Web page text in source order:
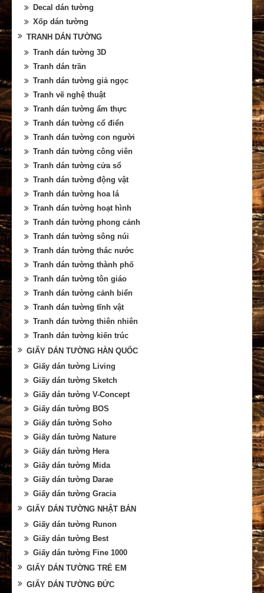
Decal dán tường
Xốp dán tường
TRANH DÁN TƯỜNG
Tranh dán tường 3D
Tranh dán trần
Tranh dán tường giả ngọc
Tranh vẽ nghệ thuật
Tranh dán tường ẩm thực
Tranh dán tường cổ điển
Tranh dán tường con người
Tranh dán tường công viên
Tranh dán tường cửa sổ
Tranh dán tường động vật
Tranh dán tường hoa lá
Tranh dán tường hoạt hình
Tranh dán tường phong cảnh
Tranh dán tường sông núi
Tranh dán tường thác nước
Tranh dán tường thành phố
Tranh dán tường tôn giáo
Tranh dán tường cảnh biển
Tranh dán tường tĩnh vật
Tranh dán tường thiên nhiên
Tranh dán tường kiến trúc
GIẤY DÁN TƯỜNG HÀN QUỐC
Giấy dán tường Living
Giấy dán tường Sketch
Giấy dán tường V-Concept
Giấy dán tường BOS
Giấy dán tường Soho
Giấy dán tường Nature
Giấy dán tường Hera
Giấy dán tường Mida
Giấy dán tường Darae
Giấy dán tường Gracia
GIẤY DÁN TƯỜNG NHẬT BẢN
Giấy dán tường Runon
Giấy dán tường Best
Giấy dán tường Fine 1000
GIẤY DÁN TƯỜNG TRẺ EM
GIẤY DÁN TƯỜNG ĐỨC